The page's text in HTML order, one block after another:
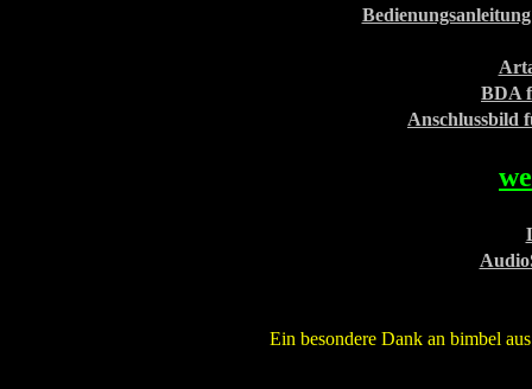
BDA
Anschlussbild
Ein besondere Dank an bimbel